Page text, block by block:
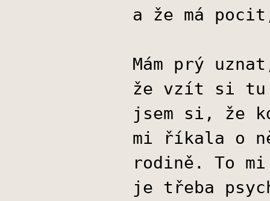
a že má
Mám prý
že vzít si tu
jsem si, že
mi říkala o
rodině. To
je třeba